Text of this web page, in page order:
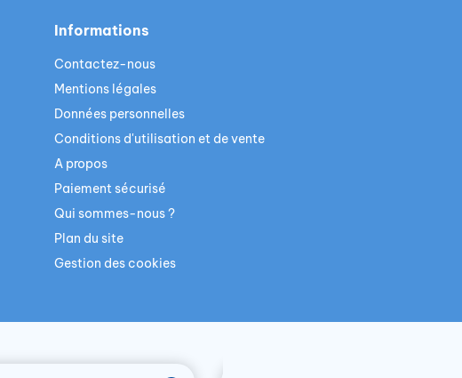
Informations
Contactez-nous
Mentions légales
Données personnelles
Conditions d'utilisation et de vente
A propos
Paiement sécurisé
Qui sommes-nous ?
Plan du site
Gestion des cookies